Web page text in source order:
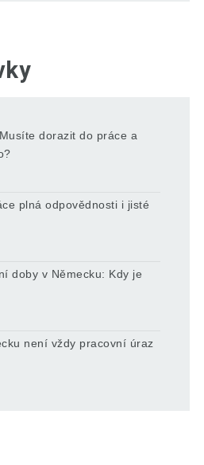
dorazit do práce a
plná odpovědnosti i jisté
doby v Německu: Kdy je
není vždy pracovní úraz